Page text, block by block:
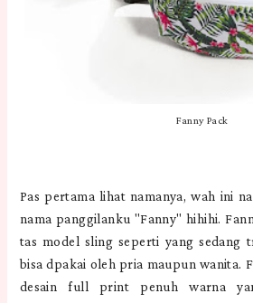
Fanny Pack
Pas pertama lihat namanya, wah ini
nama panggilanku "Fanny" hihihi.
tas model sling seperti yang sedang
bisa dpakai oleh pria maupun wanita.
desain full print penuh warna